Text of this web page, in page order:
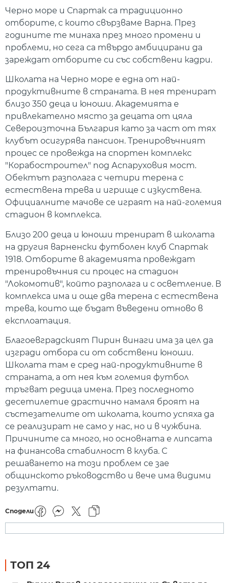
Черно море и Спартак са традиционно
отборите, с които свързваме Варна. През
годините те минаха през много промени и
проблеми, но сега са твърдо амбицирани да
зареждат отборите си със собствени кадри.
Школата на Черно море е една от най-
продуктивните в страната. В нея тренират
близо 350 деца и юноши. Академията е
привлекателно място за децата от цяла
Североизточна България като за част от тях
клубът осигурява пансион. Тренировъчният
процес се провежда на спортен комплекс
"Корабостроител" под Аспаруховия мост.
Обектът разполага с четири терена с
естествена трева и игрище с изкуствена.
Официалните мачове се играят на най-големия
стадион в комплекса.
Близо 200 деца и юноши тренират в школата
на другия варненски футболен клуб Спартак
1918. Отборите в академията провеждат
тренировъчния си процес на стадион
"Локомотив", който разполага и с осветление. В
комплекса има и още два терена с естествена
трева, които ще бъдат въведени отново в
експлоатация.
Благоевградският Пирин винаги има за цел да
изгради отбора си от собствени юноши.
Школата там е сред най-продуктивните в
страната, а от нея към големия футбол
тръгват редица имена. През последното
десетилетие драстично намаля броят на
състезателите от школата, които успяха да
се реализират не само у нас, но и в чужбина.
Причините са много, но основната е липсата
на финансова стабилност в клуба. С
решаването на този проблем се зае
общинското ръководство и вече има видими
резултати.
Сподели
ТОП 24